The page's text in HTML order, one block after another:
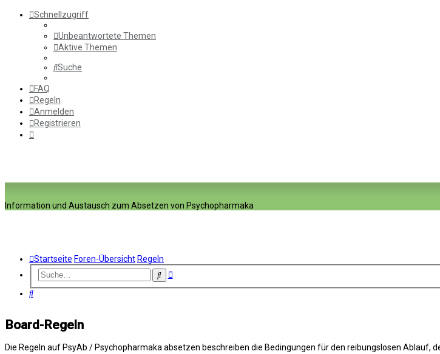
Schnellzugriff
Unbeantwortete Themen
Aktive Themen
Suche
FAQ
Regeln
Anmelden
Registrieren
Information und Austausch zum Absetzen von Psychopharmaka
Startseite Foren-Übersicht Regeln
SucheErweiterte
Suche
Board-Regeln
Die Regeln auf PsyAb / Psychopharmaka absetzen beschreiben die Bedingungen für den reibungslosen Ablauf,